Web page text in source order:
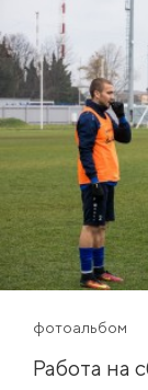
фотоальбом
Работа на